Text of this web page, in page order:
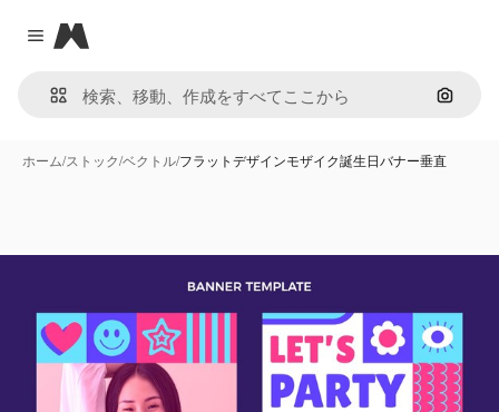
Close menu
Magnific
画像で
ホーム/ストック/ベクトル/フラットデザインモザイク誕生日バナー垂直